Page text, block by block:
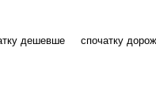
дешевше спочатку